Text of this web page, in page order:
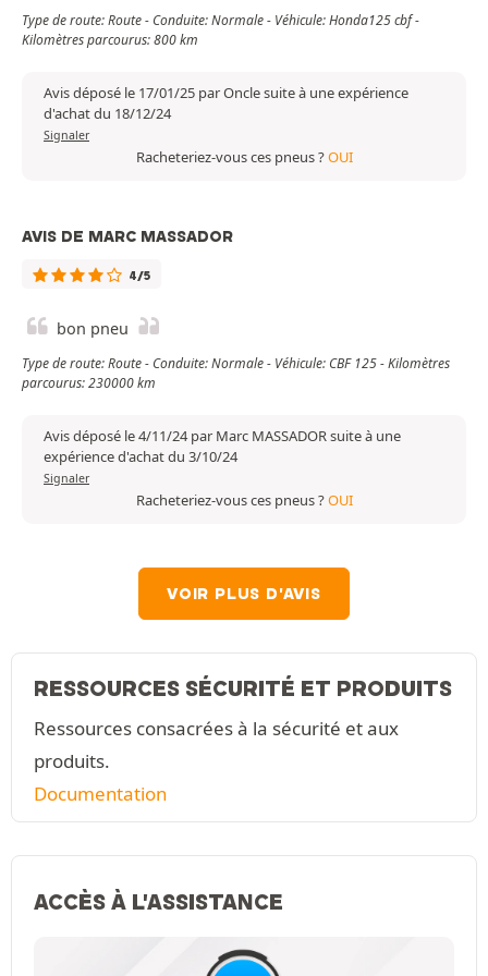
Type de route: Route - Conduite: Normale - Véhicule: Honda125 cbf -
Kilomètres parcourus: 800 km
Avis déposé le 17/01/25 par Oncle suite à une expérience
d'achat du 18/12/24
Signaler
Racheteriez-vous ces pneus ?OUI
AVIS DE MARC MASSADOR
4/5
bon pneu
Type de route: Route - Conduite: Normale - Véhicule: CBF 125 - Kilomètres
parcourus: 230000 km
Avis déposé le 4/11/24 par Marc MASSADOR suite à une
expérience d'achat du 3/10/24
Signaler
Racheteriez-vous ces pneus ?OUI
VOIR PLUS D'AVIS
RESSOURCES SÉCURITÉ ET PRODUITS
Ressources consacrées à la sécurité et aux
produits.
Documentation
ACCÈS À L'ASSISTANCE